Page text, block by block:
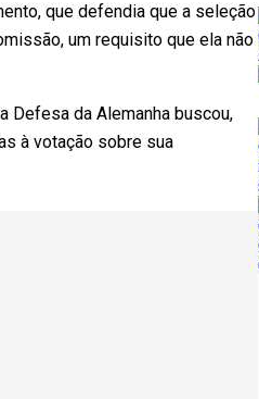
que defendia que a seleção
um requisito que ela não
Defesa da Alemanha buscou,
à votação sobre sua